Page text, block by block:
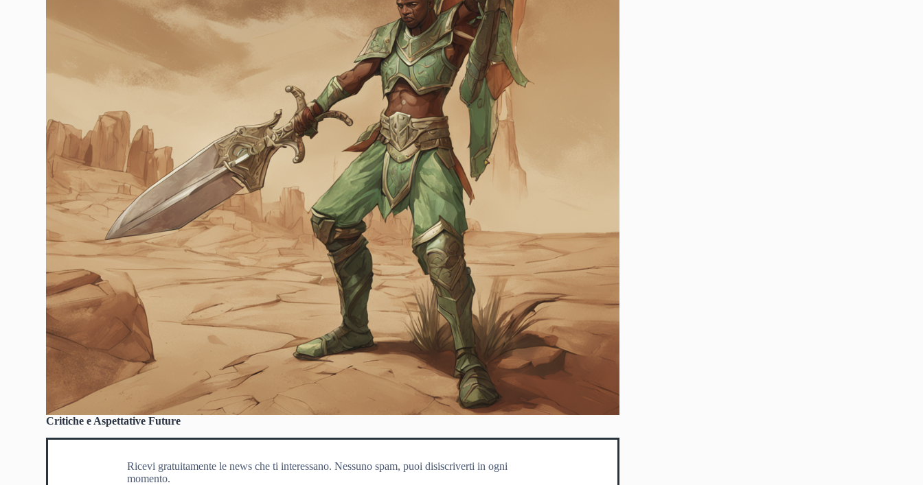
Critiche e Aspettative Future
Ricevi gratuitamente le news che ti interessano. Nessuno spam, puoi disiscriverti in ogni
momento.